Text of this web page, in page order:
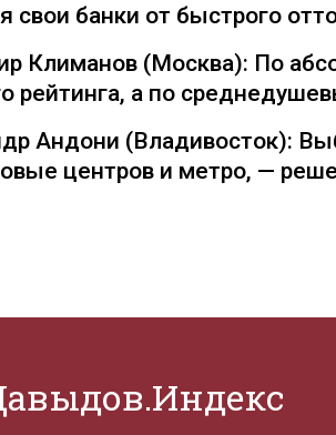
свои банки от быстрого
Климанов (Москва): По
рейтинга, а по
Андони (Владивосток):
центров и метро, —